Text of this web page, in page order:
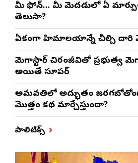
మీ ఫోన్… మీ మెదడులో ఏ
తెలుసా?
ఏకంగా హిమాలయాన్నే చీల్చి దారి
మెగాస్టార్ చిరంజీవితో ప్రభుత్వ
అయితే సూపర్
అమరావతిలో అద్భుతం
మొత్తం కథ మార్చేస్తుందా?
పాలిటిక్స్